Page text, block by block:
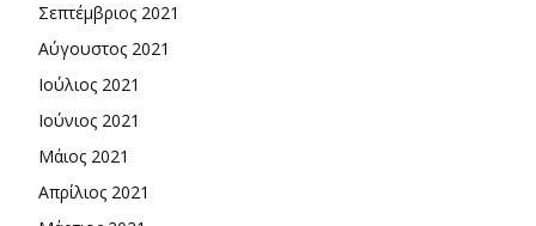
Σεπτέμβριος 2021
Αύγουστος 2021
Ιούλιος 2021
Ιούνιος 2021
Μάιος 2021
Απρίλιος 2021